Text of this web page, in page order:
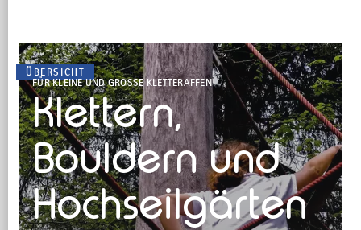
ÜBERSICHT
FÜR KLEINE UND GROSSE KLETTERAFFEN
Klettern,
Bouldern und
Hochseilgärten